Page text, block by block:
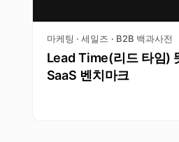
마케팅 · 세일즈 · B2B 백과사전
Lead Time(리드 타임)
SaaS 벤치마크